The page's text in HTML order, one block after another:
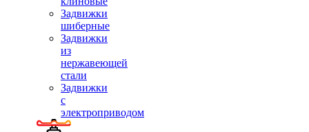
Задвижки
шиберные
Задвижки
из
нержавеющей
стали
Задвижки
с
электроприводом